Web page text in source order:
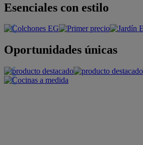
Esenciales con estilo
Oportunidades únicas